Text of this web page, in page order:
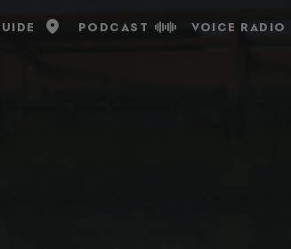
PODCAST VOICE RADIO